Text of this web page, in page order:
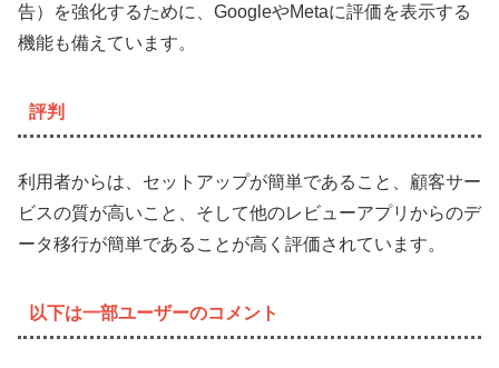
告）を強化するために、GoogleやMetaに評価を表示する
機能も備えています。
評判
利用者からは、セットアップが簡単であること、顧客サー
ビスの質が高いこと、そして他のレビューアプリからのデ
ータ移行が簡単であることが高く評価されています。
以下は一部ユーザーのコメント